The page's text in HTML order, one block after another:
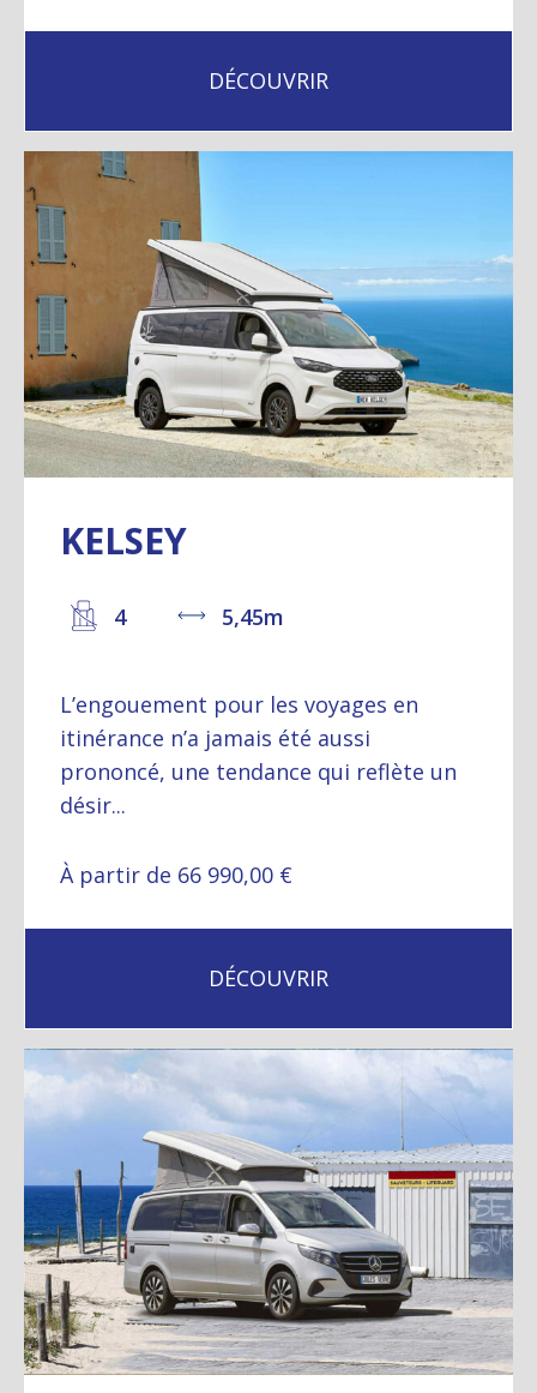
DÉCOUVRIR
KELSEY
4 5,45m
L’engouement pour les voyages en
itinérance n’a jamais été aussi
prononcé, une tendance qui reflète un
désir...
À partir de 66 990,00 €
DÉCOUVRIR